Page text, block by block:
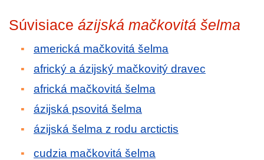
Súvisiace ázijská mačkovitá šelma
americká mačkovitá šelma
africký a ázijský mačkovitý dravec
africká mačkovitá šelma
ázijská psovitá šelma
ázijská šelma z rodu arctictis
cudzia mačkovitá šelma